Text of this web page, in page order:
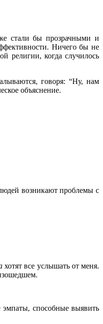
стали бы прозрачными и
Ничего бы не
религии, когда случилось
говоря: “Ну, нам
объяснение.
возникают проблемы с
хотят все услышать от меня.
способные выявить